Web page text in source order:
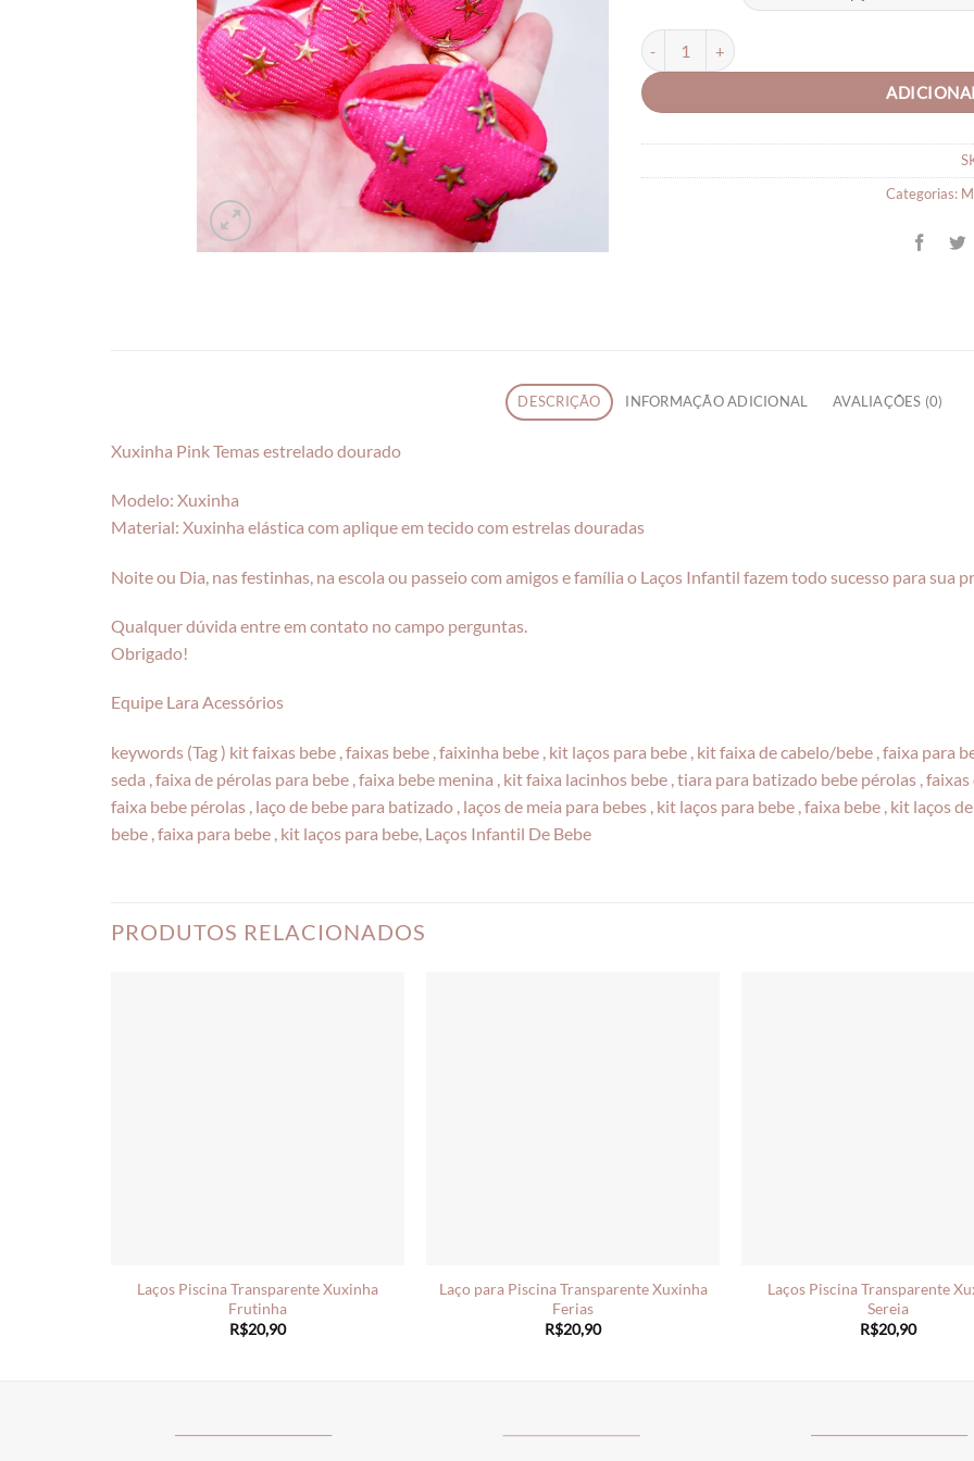
Xuxinha Pink Temas estrelado quantidade
Categorias:
DESCRIÇÃO INFORMAÇÃO ADICIONAL AVALIAÇÕES (0)
Xuxinha Pink Temas estrelado dourado
Modelo: Xuxinha
Material: Xuxinha elástica com aplique em tecido com estrelas douradas
Noite ou Dia, nas festinhas, na escola ou passeio com amigos e família o Laços Infantil fazem todo sucesso para sua
Qualquer dúvida entre em contato no campo perguntas.
Obrigado!
Equipe Lara Acessórios
keywords (Tag ) kit faixas bebe , faixas bebe , faixinha bebe , kit laços para bebe , kit faixa de cabelo/bebe , faixa para
seda , faixa de pérolas para bebe , faixa bebe menina , kit faixa lacinhos bebe , tiara para batizado bebe pérolas ,
faixa bebe pérolas , laço de bebe para batizado , laços de meia para bebes , kit laços para bebe , faixa bebe , kit laços
bebe , faixa para bebe , kit laços para bebe, Laços Infantil De Bebe
PRODUTOS RELACIONADOS
Laços Piscina Transparente Xuxinha
Frutinha
R$20,90
Laço para Piscina Transparente Xuxinha
Ferias
R$20,90
Laços Piscina Transparente
Sereia
R$20,90